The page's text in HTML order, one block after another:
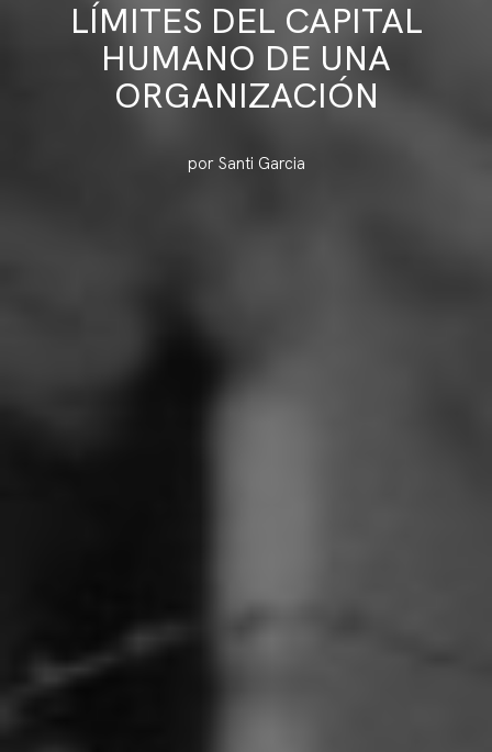
LÍMITES DEL CAPITAL
HUMANO DE UNA
ORGANIZACIÓN
por Santi Garcia